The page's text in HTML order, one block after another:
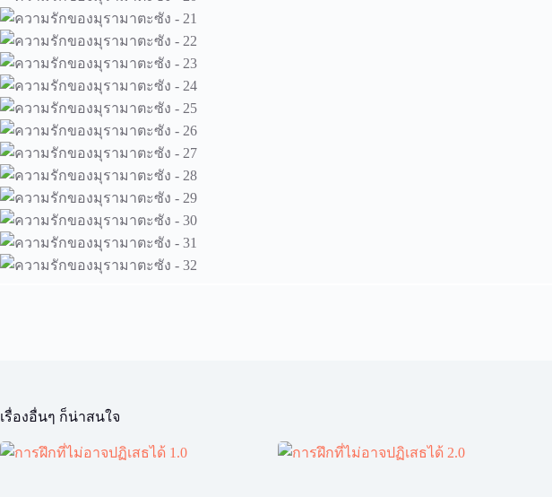
เรื่องอื่นๆ ก็น่าสนใจ